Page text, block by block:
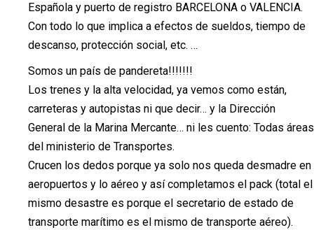
Española y puerto de registro BARCELONA o VALENCIA.
Con todo lo que implica a efectos de sueldos, tiempo de
descanso, protección social, etc. …
Somos un país de pandereta!!!!!!!
Los trenes y la alta velocidad, ya vemos como están,
carreteras y autopistas ni que decir… y la Dirección
General de la Marina Mercante… ni les cuento: Todas áreas
del ministerio de Transportes.
Crucen los dedos porque ya solo nos queda desmadre en
aeropuertos y lo aéreo y así completamos el pack (total el
mismo desastre es porque el secretario de estado de
transporte marítimo es el mismo de transporte aéreo).